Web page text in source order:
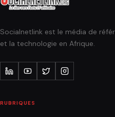
Socialnetlink est le média de
et la technologie en Afrique.
RUBRIQUES